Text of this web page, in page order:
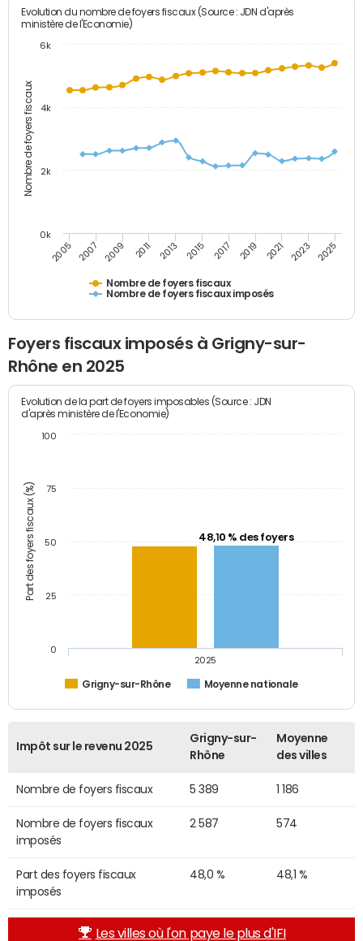
Nombre de foyers fiscaux
Evolution du nombre de foyers fiscaux (Source : JDN d'après
ministère de l'Economie)
Nombre de foyers fiscaux
Nombre de foyers fiscaux imposés
2005 2007 2009 2011 2013 2015 2017 2019 2021 2023 2025
0k
2k
4k
6k
Foyers fiscaux imposés à Grigny-sur-
Rhône en 2025
Part des foyers fiscaux (%)
Evolution de la part de foyers imposables (Source : JDN
d'après ministère de l'Economie)
48,10 % des foyers
Grigny-sur-Rhône Moyenne nationale
2025
0
25
50
75
100
Impôt sur le revenu 2025
Grigny-sur-
Rhône
Moyenne
des villes
Nombre de foyers fiscaux 5 389 1 186
Nombre de foyers fiscaux
imposés
2 587 574
Part des foyers fiscaux
imposés
48,0 % 48,1 %
Les villes où l'on paye le plus d'IFI